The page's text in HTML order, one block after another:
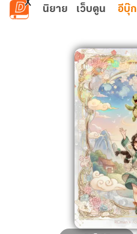
ข้ามไปยังเนื้อหาหลัก
นิยาย เว็บตูน อีบุ๊ก